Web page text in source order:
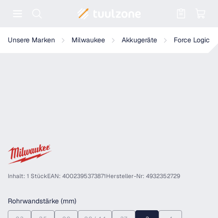
Unsere Marken Milwaukee Akkugeräte Force Logic
Milwaukee Expanderkopf PXPH
Inhalt: 1 StückEAN: 4002395373871Hersteller-Nr: 4932352729
Rohrwandstärke (mm)auswählen